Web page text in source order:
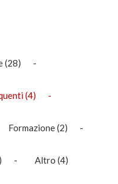
(28)
(4)
Formazione(2)
Altro (4)